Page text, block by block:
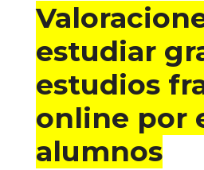
estudiar
estudios
online por
alumnos